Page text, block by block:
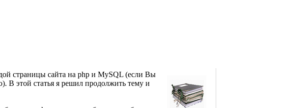
страницы сайта на php и MySQL (если Вы
В этой статья я решил продолжить тему и